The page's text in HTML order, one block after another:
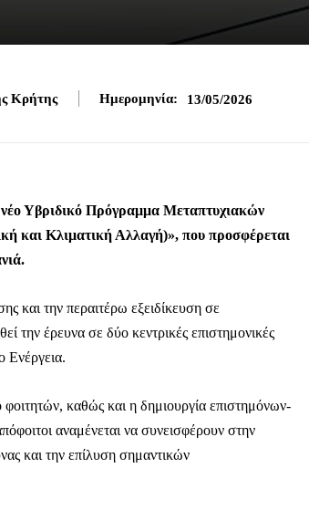
Κρήτης Ημερομηνία: 13/05/2026
Υβριδικό Πρόγραμμα Μεταπτυχιακών
και Κλιματική Αλλαγή)», που προσφέρεται
και την περαιτέρω εξειδίκευση σε
την έρευνα σε δύο κεντρικές επιστημονικές
Ενέργεια.
καθώς και η δημιουργία επιστημόνων-
αναμένεται να συνεισφέρουν στην
και την επίλυση σημαντικών